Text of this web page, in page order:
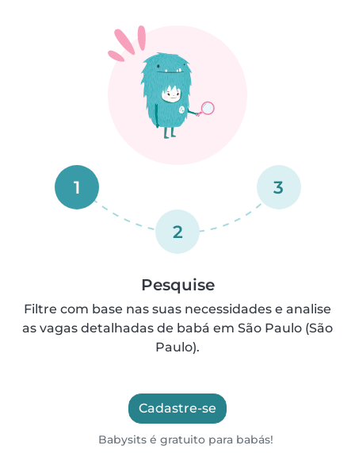
1
2
3
Pesquise
Filtre com base nas suas necessidades e analise
as vagas detalhadas de babá em São Paulo (São
Paulo).
Cadastre-se
Babysits é gratuito para babás!